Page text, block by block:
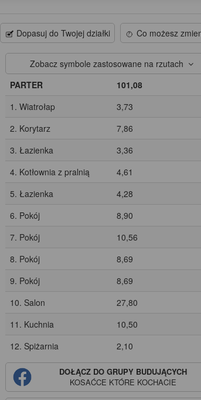
Dopasuj do Twojej działki Co możesz
Zobacz symbole zastosowane na rzutach
PARTER
101,08
1. Wiatrołap
3,73
2. Korytarz
7,86
3. Łazienka
3,36
4. Kotłownia z pralnią
4,61
5. Łazienka
4,28
6. Pokój
8,90
7. Pokój
10,56
8. Pokój
8,69
9. Pokój
8,69
10. Salon
27,80
11. Kuchnia
10,50
12. Spiżarnia
2,10
DOŁĄCZ DO GRUPY BUDUJĄCYCH
KOSAĆCE KTÓRE KOCHACIE